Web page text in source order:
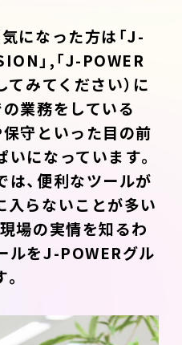
になった方は「J-
」,「J-POWER
てみてください）に
業務をしている
守といった目の前
になっています。
、便利なツールが
入らないことが多い
場の実情を知るわ
ルをJ-POWERグル